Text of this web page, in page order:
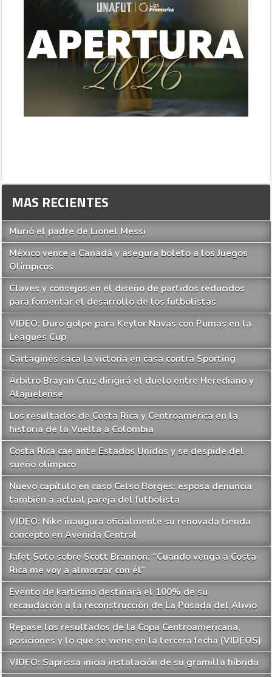
MAS RECIENTES
Murió el padre de Lionel Messi
México vence a Canadá y asegura boleto a los Juegos
Olímpicos
Claves y consejos en el diseño de partidos reducidos
para fomentar el desarrollo de los futbolistas
VIDEO: Duro golpe para Keylor Navas con Pumas en la
Leagues Cup
Cartaginés saca la victoria en casa contra Sporting
Árbitro Brayan Cruz dirigirá el duelo entre Herediano y
Alajuelense
Los resultados de Costa Rica y Centroamérica en la
historia de la Vuelta a Colombia
Costa Rica cae ante Estados Unidos y se despide del
sueño olímpico
Nuevo capítulo en caso Celso Borges: esposa denuncia
también a actual pareja del futbolista
VIDEO: Nike inaugura oficialmente su renovada tienda
concepto en Avenida Central
Jafet Soto sobre Scott Brannon: “Cuando venga a Costa
Rica me voy a almorzar con él”
Evento de kartismo destinará el 100% de su
recaudación a la reconstrucción de La Posada del Alivio
Repase los resultados de la Copa Centroamericana,
posiciones y lo que se viene en la tercera fecha (VIDEOS)
VIDEO: Saprissa inicia instalación de su gramilla híbrida